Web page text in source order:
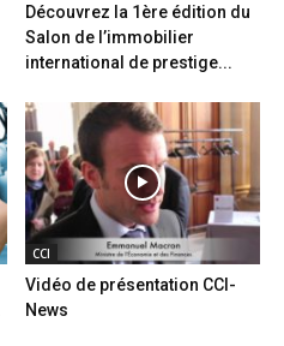
Découvrez la 1ère édition du
Salon de l’immobilier
international de prestige...
CCI
Vidéo de présentation CCI-
News